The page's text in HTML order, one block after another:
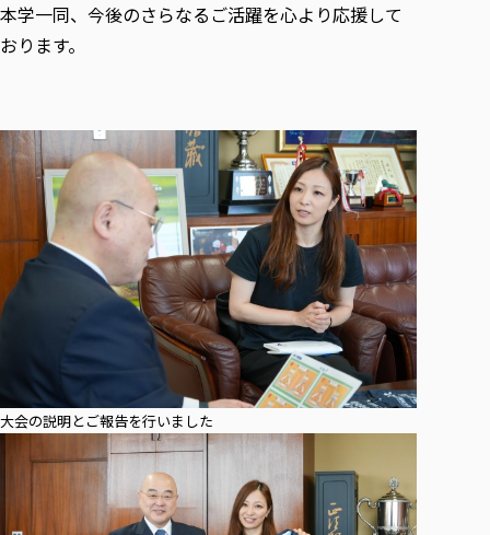
本学一同、今後のさらなるご活躍を心より応援して
おります。
大会の説明とご報告を行いました